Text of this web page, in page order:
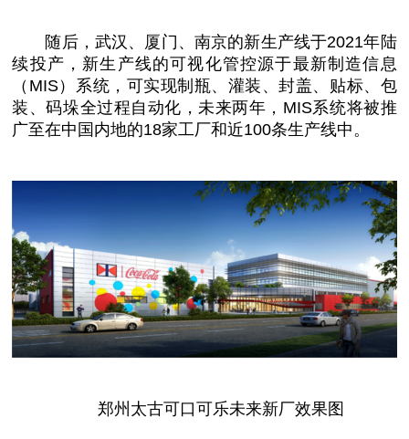
随后，武汉、厦门、南京的新生产线于2021年陆
续投产，新生产线的可视化管控源于最新制造信息
（MIS）系统，可实现制瓶、灌装、封盖、贴标、包
装、码垛全过程自动化，未来两年，MIS系统将被推
广至在中国 内地的18家工厂和近100条生产线中。
郑州太古可口可乐未来新厂效果图